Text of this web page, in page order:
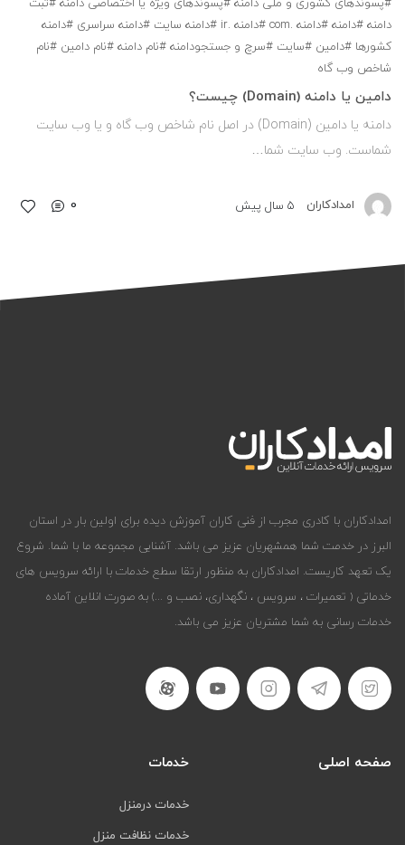
#پسوندهای کشوری و ملی دامنه #پسوندهای ویژه یا اختصاصی دامنه #ثبت
دامنه #دامنه #دامنه .com #دامنه .ir #دامنه سایت #دامنه سراسری #دامنه
کشورها #دامین #سایت #سرچ و جستجودامنه #نام دامنه #نام دامین #نام
شاخص وب گاه
دامین یا دامنه (Domain) چیست؟
دامنه یا دامین (Domain) در اصل نام شاخص وب گاه و یا وب سایت
شماست. وب سایت شما…
امدادکاران 5 سال پیش 0
امدادکاران با کادری مجرب از فنی کاران آموزش دیده برای اولین بار در استان
البرز در خدمت شما همشهریان عزیز می باشد. آشنایی مجموعه ما با شما. شروع
یک تعهد کاریست. امدادکاران به منظور ارتقا سطع خدمات با ارائه سرویس های
خدماتی ( تعمیرات ، سرویس ، نگهداری، نصب و ...) به صورت انلاین آماده
خدمات رسانی به شما مشتریان عزیز می باشد.
صفحه اصلی خدمات
خدمات درمنزل
خدمات نظافت منزل